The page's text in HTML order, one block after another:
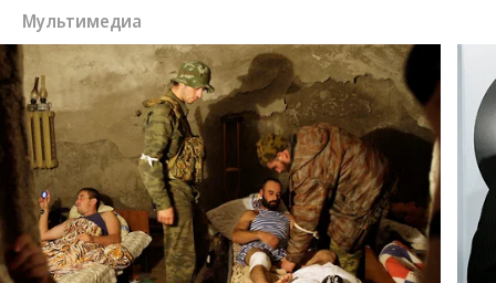
Мультимедиа